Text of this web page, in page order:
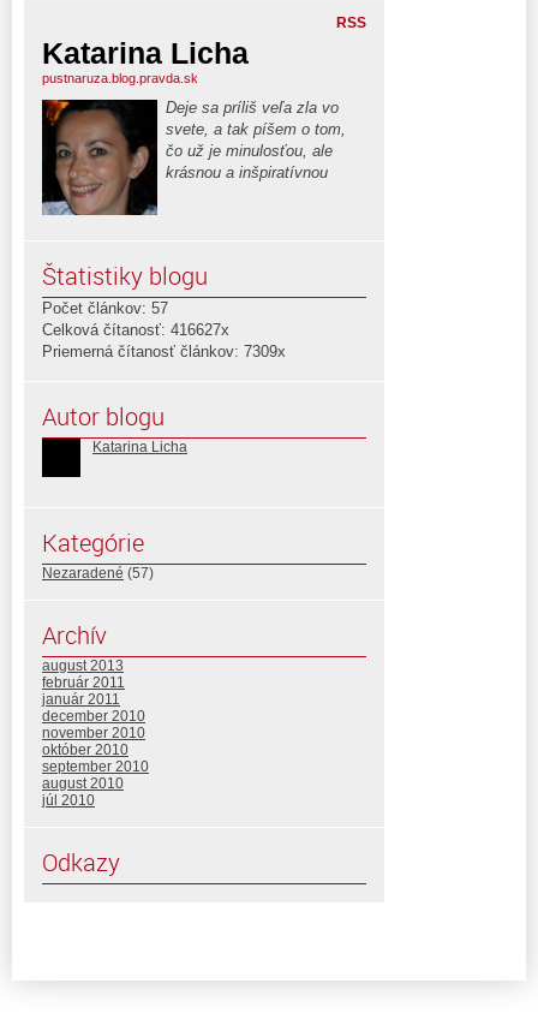
RSS
Katarina Licha
pustnaruza.blog.pravda.sk
Deje sa príliš veľa zla vo
svete, a tak píšem o tom,
čo už je minulosťou, ale
krásnou a inšpiratívnou
Štatistiky blogu
Počet článkov: 57
Celková čítanosť: 416627x
Priemerná čítanosť článkov: 7309x
Autor blogu
Katarina Licha
Kategórie
Nezaradené (57)
Archív
august 2013
február 2011
január 2011
december 2010
november 2010
október 2010
september 2010
august 2010
júl 2010
Odkazy